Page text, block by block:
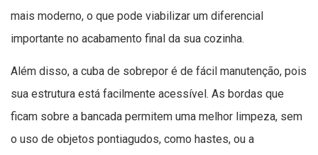
mais moderno, o que pode viabilizar um diferencial
importante no acabamento final da sua cozinha.
Além disso, a cuba de sobrepor é de fácil manutenção, pois
sua estrutura está facilmente acessível. As bordas que
ficam sobre a bancada permitem uma melhor limpeza, sem
o uso de objetos pontiagudos, como hastes, ou a